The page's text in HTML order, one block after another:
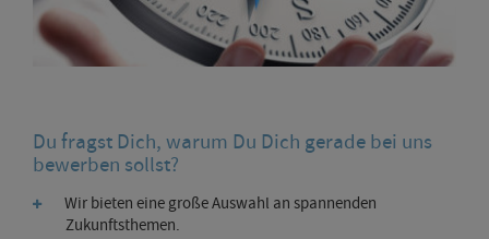
Du fragst Dich, warum Du Dich gerade bei uns
bewerben sollst?
Wir bieten eine große Auswahl an spannenden
Zukunftsthemen.